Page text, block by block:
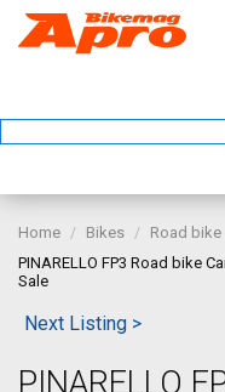
Home Bikes
Road bike
PINARELLO FP3 Road bike
Sale
Next Listing >
PINARELLO